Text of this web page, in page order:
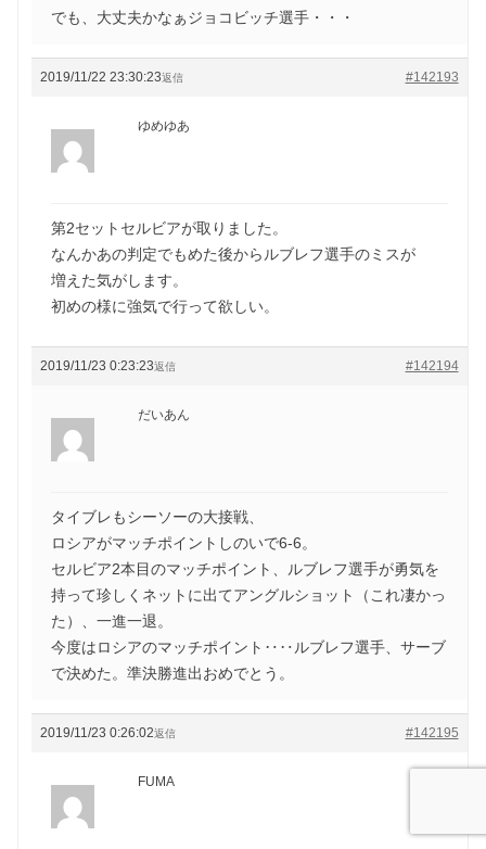
でも、大丈夫かなぁジョコビッチ選手・・・
2019/11/22 23:30:23 #142193
返信
ゆめゆあ
第2セットセルビアが取りました。
なんかあの判定でもめた後からルブレフ選手のミスが
増えた気がします。
初めの様に強気で行って欲しい。
2019/11/23 0:23:23 #142194
返信
だいあん
タイブレもシーソーの大接戦、
ロシアがマッチポイントしのいで6-6。
セルビア2本目のマッチポイント、ルブレフ選手が勇気を
持って珍しくネットに出てアングルショット（これ凄かっ
た）、一進一退。
今度はロシアのマッチポイント‥‥ルブレフ選手、サーブ
で決めた。準決勝進出おめでとう。
2019/11/23 0:26:02 #142195
返信
FUMA